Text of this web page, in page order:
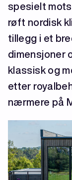
spesielt
røft nordisk
tillegg i et
dimensjoner
klassisk og
etter
nærmere på